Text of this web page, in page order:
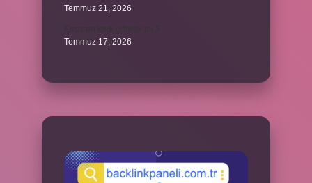
Temmuz 21, 2026
Temmuz 17, 2026